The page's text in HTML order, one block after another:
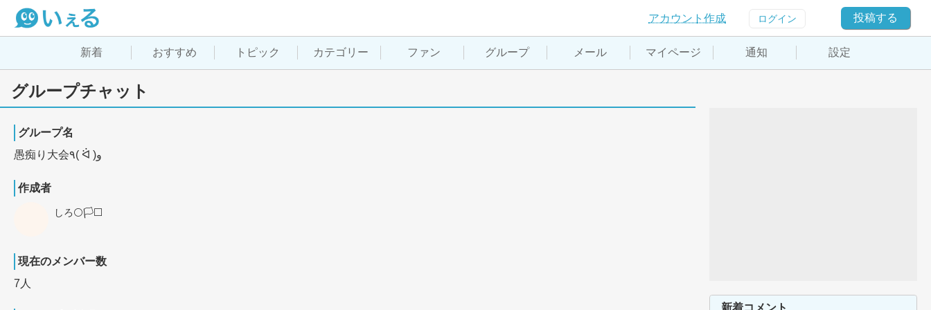
アカウント作成 ログイン 投稿する
新着 おすすめ トピック カテゴリー ファン グループ メール マイページ 通知 設定
グループチャット
グループ名
愚痴り大会٩( ᐛ )و
作成者
しろ⚪️🏳️⬜️
現在のメンバー数
7人
新着コメント